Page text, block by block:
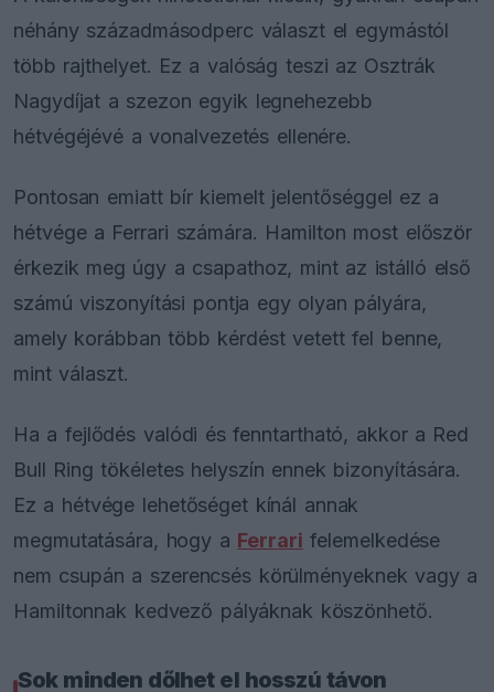
néhány századmásodperc választ el egymástól
több rajthelyet. Ez a valóság teszi az Osztrák
Nagydíjat a szezon egyik legnehezebb
hétvégéjévé a vonalvezetés ellenére.
Pontosan emiatt bír kiemelt jelentőséggel ez a
hétvége a Ferrari számára. Hamilton most először
érkezik meg úgy a csapathoz, mint az istálló első
számú viszonyítási pontja egy olyan pályára,
amely korábban több kérdést vetett fel benne,
mint választ.
Ha a fejlődés valódi és fenntartható, akkor a Red
Bull Ring tökéletes helyszín ennek bizonyítására.
Ez a hétvége lehetőséget kínál annak
megmutatására, hogy a Ferrari felemelkedése
nem csupán a szerencsés körülményeknek vagy a
Hamiltonnak kedvező pályáknak köszönhető.
Sok minden dőlhet el hosszú távon